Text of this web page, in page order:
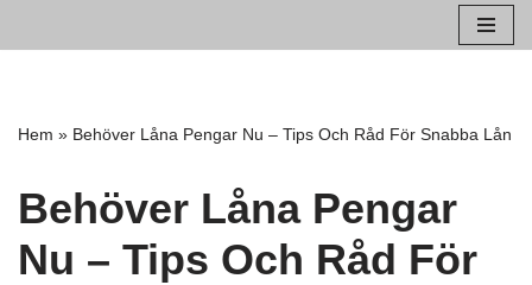
Hem » Behöver Låna Pengar Nu – Tips Och Råd För Snabba Lån
Behöver Låna Pengar
Nu – Tips Och Råd För